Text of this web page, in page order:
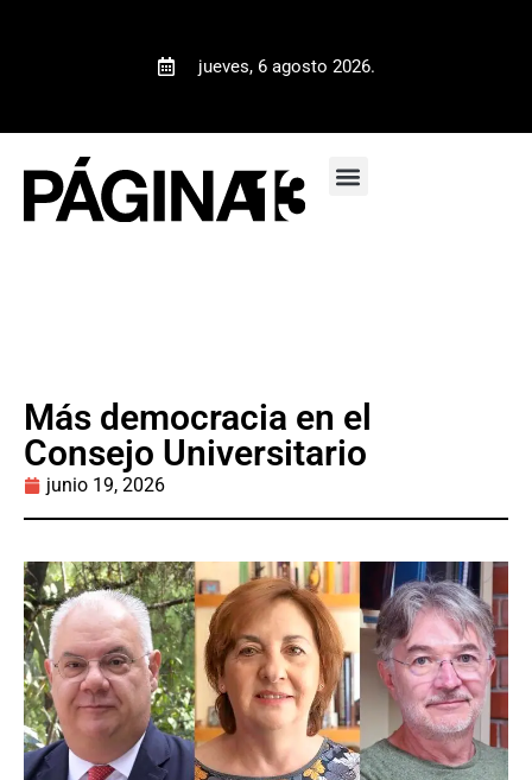
jueves, 6 agosto 2026.
Más democracia en el
Consejo Universitario
junio 19, 2026